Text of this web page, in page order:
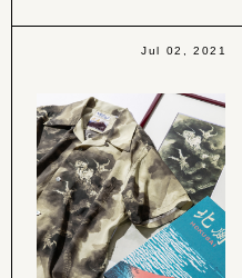
Jul 02, 2021